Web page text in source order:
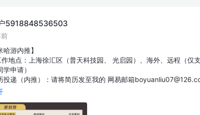
5918848536503
哈游内推】
地点：上海徐汇区（普天科技园、 光启园）、海外、远程（仅
学申请）
投递（内推）：请将简历发至我的 网易邮箱